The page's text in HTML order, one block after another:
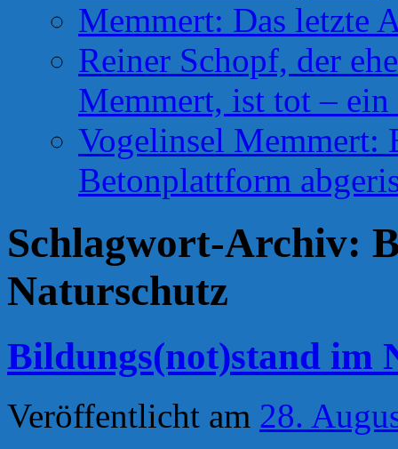
Memmert: Das letzte
Reiner Schopf, der
Memmert, ist tot –
Vogelinsel Memmert:
Betonplattform
Schlagwort-Archiv:
Naturschutz
Bildungs(not)stand im
Veröffentlicht am 28.